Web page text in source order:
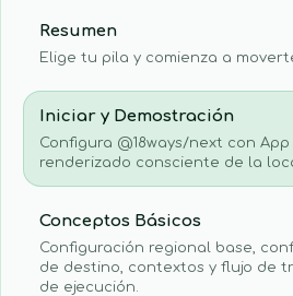
Resumen
Elige tu pila y comienza a
Iniciar y Demostración
Configura @18ways/next con
renderizado consciente de la
Conceptos Básicos
Configuración regional base,
de destino, contextos y flujo de
de ejecución.